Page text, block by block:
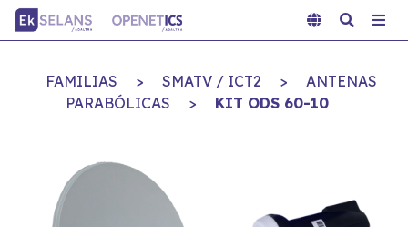
FAMILIAS > SMATV / ICT2 >
ANTENAS
PARABÓLICAS
> KIT ODS 60-10